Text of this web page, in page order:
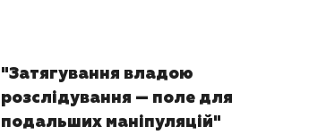
"Затягування владою
розслідування — поле для
подальших маніпуляцій"